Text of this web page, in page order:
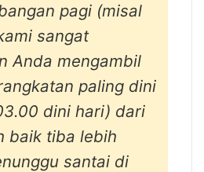
pagi (misal
sangat
Anda mengambil
paling dini
dini hari) dari
baik tiba lebih
santai di